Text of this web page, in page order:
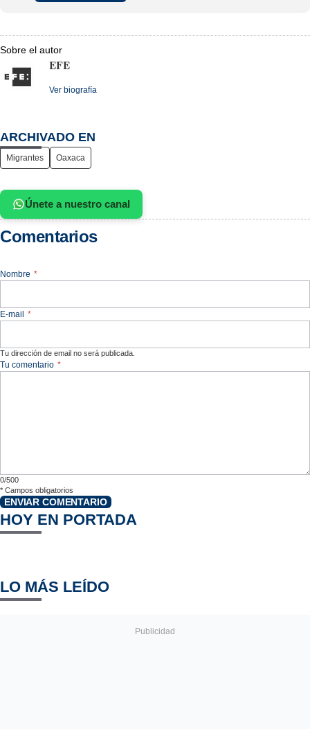
Sobre el autor
EFE
Ver biografía
ARCHIVADO EN
Migrantes Oaxaca
Únete a nuestro canal
Comentarios
Nombre *
E-mail *
Tu dirección de email no será publicada.
Tu comentario *
0/500
* Campos obligatorios
ENVIAR COMENTARIO
HOY EN PORTADA
LO MÁS LEÍDO